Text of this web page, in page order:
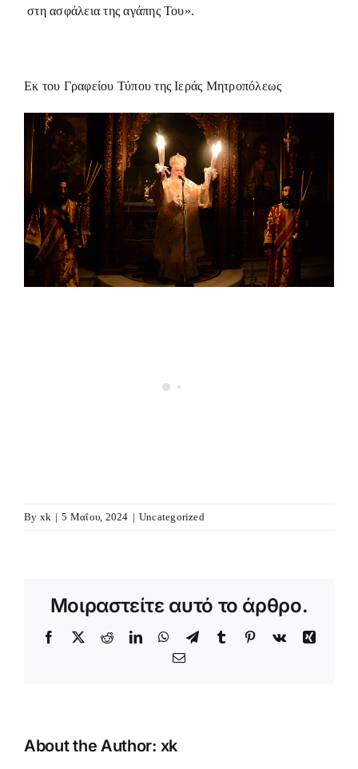
στη ασφάλεια της αγάπης Του».
Εκ του Γραφείου Τύπου της Ιεράς Μητροπόλεως
By xk | 5 Μαΐου, 2024 | Uncategorized
Μοιραστείτε αυτό το άρθρο.
Facebook
X RedditLinkedInWhatsApp
TelegramTumblr Pinterest
Vk
Xing
Email
About the Author: xk